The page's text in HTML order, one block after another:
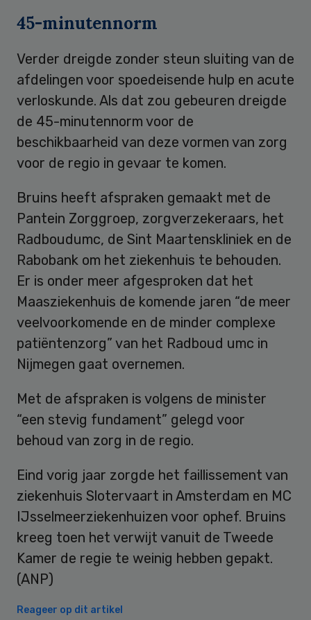
45-minutennorm
Verder dreigde zonder steun sluiting van de
afdelingen voor spoedeisende hulp en acute
verloskunde. Als dat zou gebeuren dreigde
de 45-minutennorm voor de
beschikbaarheid van deze vormen van zorg
voor de regio in gevaar te komen.
Bruins heeft afspraken gemaakt met de
Pantein Zorggroep, zorgverzekeraars, het
Radboudumc, de Sint Maartenskliniek en de
Rabobank om het ziekenhuis te behouden.
Er is onder meer afgesproken dat het
Maasziekenhuis de komende jaren “de meer
veelvoorkomende en de minder complexe
patiëntenzorg” van het Radboud umc in
Nijmegen gaat overnemen.
Met de afspraken is volgens de minister
“een stevig fundament” gelegd voor
behoud van zorg in de regio.
Eind vorig jaar zorgde het faillissement van
ziekenhuis Slotervaart in Amsterdam en MC
IJsselmeerziekenhuizen voor ophef. Bruins
kreeg toen het verwijt vanuit de Tweede
Kamer de regie te weinig hebben gepakt.
(ANP)
Reageer op dit artikel